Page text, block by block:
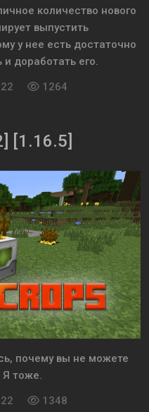
количество нового
выпустить
у нее есть достаточно
доработать его.
1264
[1.16.5]
почему вы не можете
Я тоже.
1348